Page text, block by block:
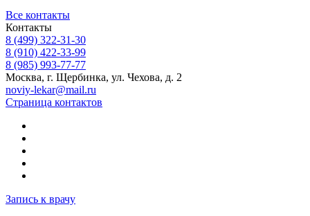
Все контакты
Контакты
8 (499) 322-31-30
8 (910) 422-33-99
8 (985) 993-77-77
Москва, г. Щербинка, ул. Чехова, д. 2
noviy-lekar@mail.ru
Страница контактов
Запись к врачу